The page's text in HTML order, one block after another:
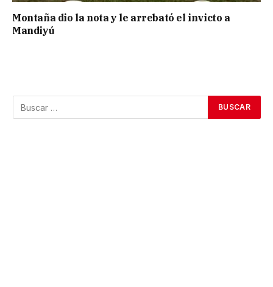
Montaña dio la nota y le arrebató el invicto a
Mandiyú